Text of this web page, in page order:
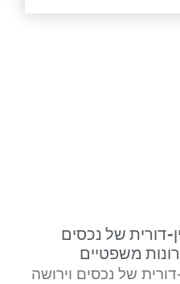
מעוררת כבוד. לא רק
דורית של נכסים
משפטיים
של נכסים וירושה